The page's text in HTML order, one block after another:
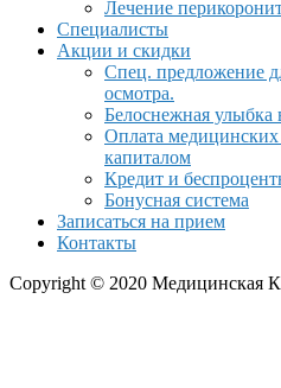
Лечение
Специалисты
Акции и скидки
Спец. предложение
осмотра.
Белоснежная улыбка
Оплата
капиталом
Кредит и
Бонусная система
Записаться на прием
Контакты
Copyright © 2020 Медицинская